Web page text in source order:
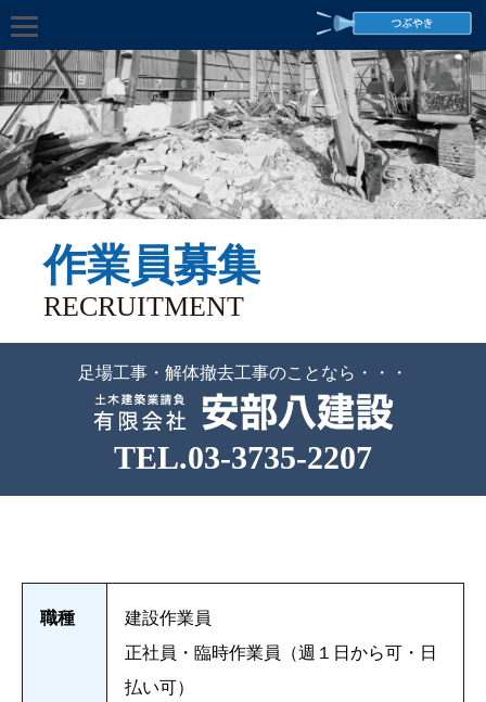
作業員募集
RECRUITMENT
足場工事・解体撤去工事のことなら・・・
TEL.03-3735-2207
職種
建設作業員
正社員・臨時作業員（週１日から可・日
払い可）